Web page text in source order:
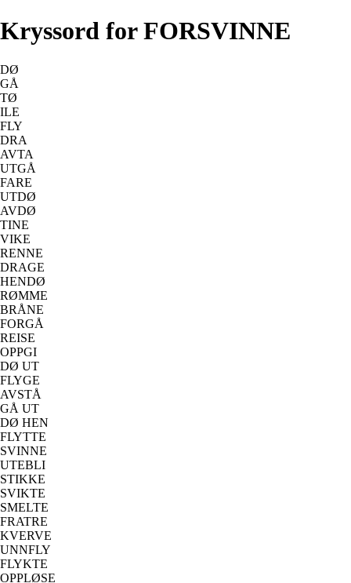
Kryssord for FORSVINNE
DØ
GÅ
TØ
ILE
FLY
DRA
AVTA
UTGÅ
FARE
UTDØ
AVDØ
TINE
VIKE
RENNE
DRAGE
HENDØ
RØMME
BRÅNE
FORGÅ
REISE
OPPGI
DØ UT
FLYGE
AVSTÅ
GÅ UT
DØ HEN
FLYTTE
SVINNE
UTEBLI
STIKKE
SVIKTE
SMELTE
FRATRE
KVERVE
UNNFLY
FLYKTE
OPPLØSE